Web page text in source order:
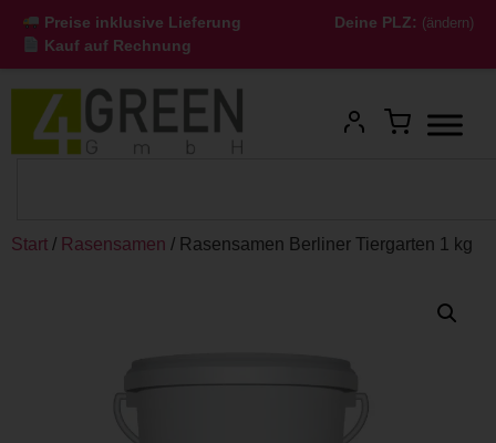
Preise inklusive Lieferung Deine PLZ: (ändern)
Kauf auf Rechnung
Start / Rasensamen / Rasensamen Berliner Tiergarten 1 kg